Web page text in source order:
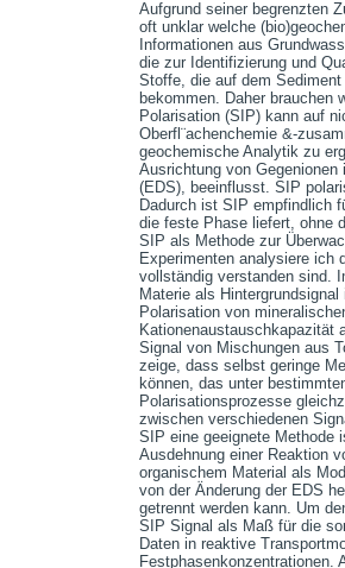
Aufgrund seiner begrenzten
oft unklar welche
Informationen aus
die zur Identifizierung und
Stoffe, die auf dem
bekommen. Daher brauchen
Polarisation (SIP) kann auf
Oberfl¨achenchemie &-
geochemische Analytik zu
Ausrichtung von
(EDS), beeinflusst. SIP
Dadurch ist SIP empfindlich
die feste Phase liefert, ohne
SIP als Methode zur
Experimenten analysiere ich
vollständig verstanden sind.
Materie als
Polarisation von
Kationenaustauschkapazität
Signal von Mischungen aus
zeige, dass selbst geringe
können, das unter
Polarisationsprozesse
zwischen verschiedenen
SIP eine geeignete Methode
Ausdehnung einer Reaktion
organischem Material als
von der Änderung der EDS
getrennt werden kann. Um
SIP Signal als Maß für die
Daten in reaktive
Festphasenkonzentrationen.